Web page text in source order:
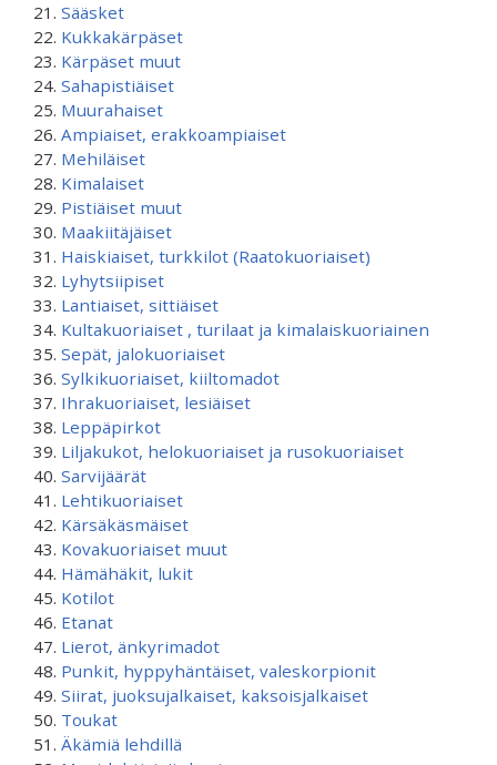
Sääsket
Kukkakärpäset
Kärpäset muut
Sahapistiäiset
Muurahaiset
Ampiaiset, erakkoampiaiset
Mehiläiset
Kimalaiset
Pistiäiset muut
Maakiitäjäiset
Haiskiaiset, turkkilot (Raatokuoriaiset)
Lyhytsiipiset
Lantiaiset, sittiäiset
Kultakuoriaiset , turilaat ja kimalaiskuoriainen
Sepät, jalokuoriaiset
Sylkikuoriaiset, kiiltomadot
Ihrakuoriaiset, lesiäiset
Leppäpirkot
Liljakukot, helokuoriaiset ja rusokuoriaiset
Sarvijäärät
Lehtikuoriaiset
Kärsäkäsmäiset
Kovakuoriaiset muut
Hämähäkit, lukit
Kotilot
Etanat
Lierot, änkyrimadot
Punkit, hyppyhäntäiset, valeskorpionit
Siirat, juoksujalkaiset, kaksoisjalkaiset
Toukat
Äkämiä lehdillä